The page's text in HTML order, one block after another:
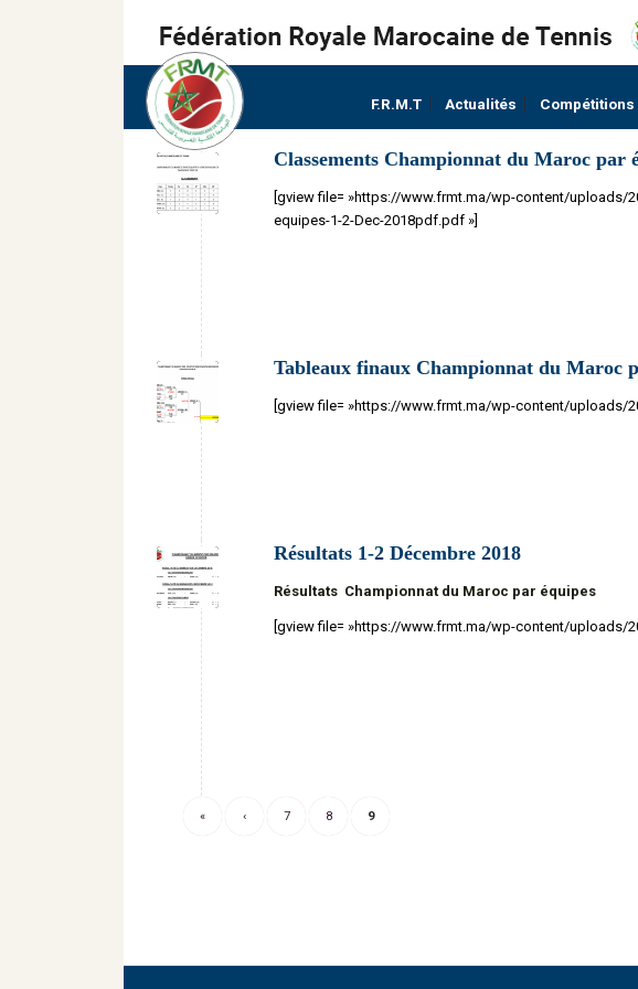
F.R.M.T Actualités Compétitions
Classements Championnat du Maroc par
[gview file= »https://www.frmt.ma/wp-content/uploads/
equipes-1-2-Dec-2018pdf.pdf »]
Tableaux finaux Championnat du Maroc
[gview file= »https://www.frmt.ma/wp-content/uploads/
Résultats 1-2 Décembre 2018
Résultats Championnat du Maroc par équipes
[gview file= »https://www.frmt.ma/wp-content/uploads/
« ‹ 7 8 9